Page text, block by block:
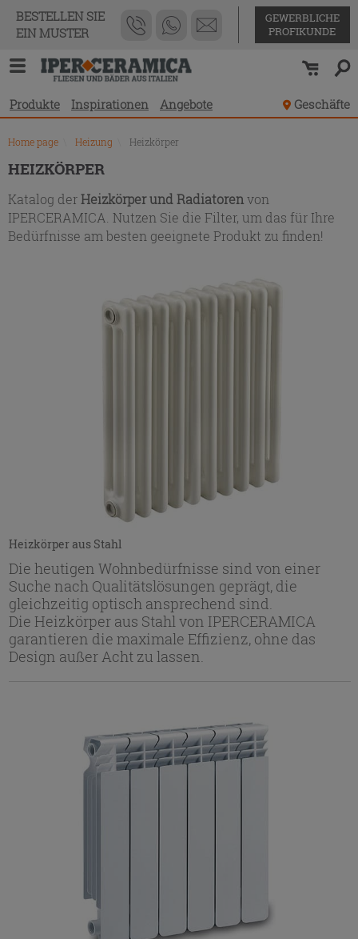
BESTELLEN SIE
EIN MUSTER
GEWERBLICHE
PROFIKUNDE
Produkte Inspirationen Angebote Geschäfte
Home page Heizung Heizkörper
HEIZKÖRPER
Katalog derHeizkörper und Radiatorenvon
IPERCERAMICA. Nutzen Sie die Filter, um das für Ihre
Bedürfnisse am besten geeignete Produkt zu finden!
Heizkörper aus Stahl
Die heutigen Wohnbedürfnisse sind von einer
Suche nach Qualitätslösungen geprägt, die
gleichzeitig optisch ansprechend sind.
Die Heizkörper aus Stahl von IPERCERAMICA
garantieren die maximale Effizienz, ohne das
Design außer Acht zu lassen.
Produktverzeichnis